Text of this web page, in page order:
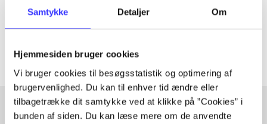
Samtykke Detaljer Om
Hjemmesiden bruger cookies
Vi bruger cookies til besøgsstatistik og optimering af
brugervenlighed. Du kan til enhver tid ændre eller
tilbagetrække dit samtykke ved at klikke på ”Cookies” i
bunden af siden. Du kan læse mere om de anvendte
Tidsskrift
Artiklerne ihandler ofte om